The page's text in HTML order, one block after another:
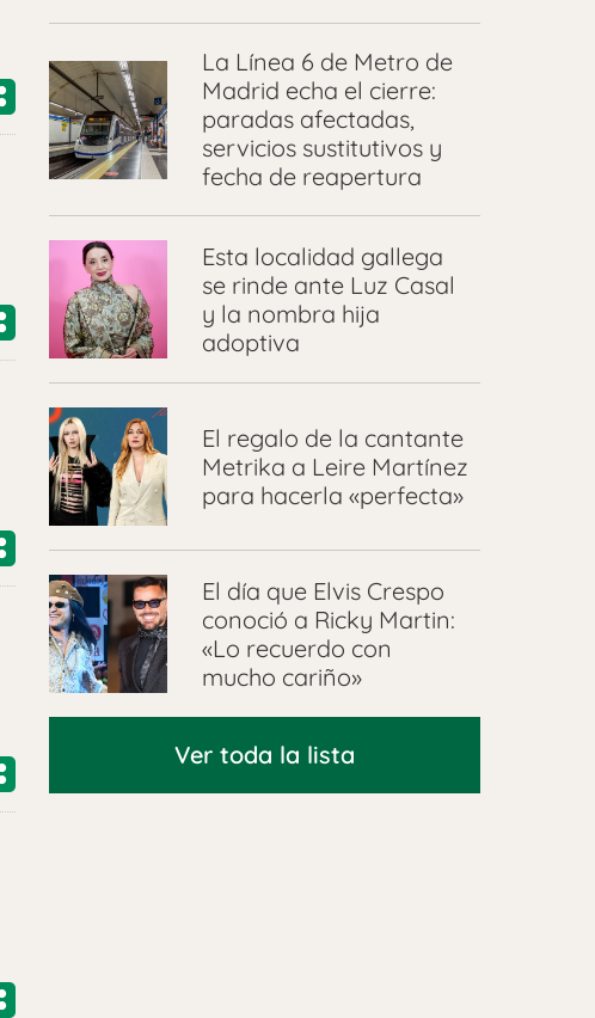
La Línea 6 de Metro de
Madrid echa el cierre:
paradas afectadas,
servicios sustitutivos y
fecha de reapertura
Esta localidad gallega
se rinde ante Luz Casal
y la nombra hija
adoptiva
El regalo de la cantante
Metrika a Leire Martínez
para hacerla «perfecta»
El día que Elvis Crespo
conoció a Ricky Martin:
«Lo recuerdo con
mucho cariño»
Ver toda la lista